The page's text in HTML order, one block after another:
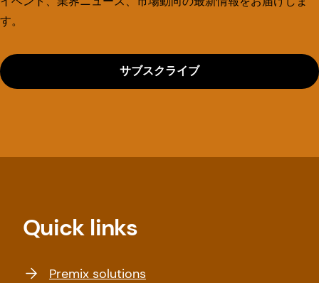
す。
サブスクライブ
Quick links
Premix solutions